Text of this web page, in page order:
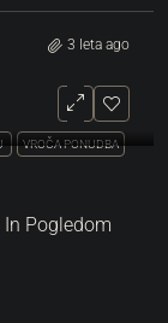
3 leta ago
VROČA PONUDBA
Pogledom